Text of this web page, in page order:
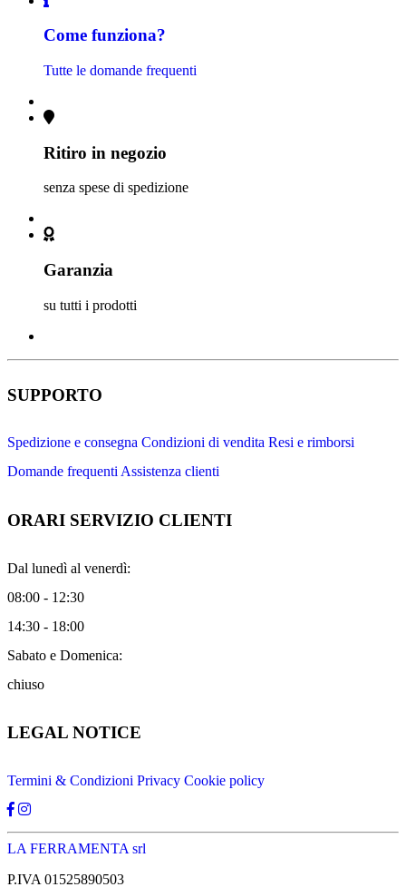
Come funziona?
Tutte le domande frequenti
Ritiro in negozio
senza spese di spedizione
Garanzia
su tutti i prodotti
SUPPORTO
Spedizione e consegna Condizioni di vendita Resi e rimborsi
Domande frequenti Assistenza clienti
ORARI SERVIZIO CLIENTI
Dal lunedì al venerdì:
08:00 - 12:30
14:30 - 18:00
Sabato e Domenica:
chiuso
LEGAL NOTICE
Termini & Condizioni Privacy Cookie policy
LA FERRAMENTA srl
P.IVA 01525890503